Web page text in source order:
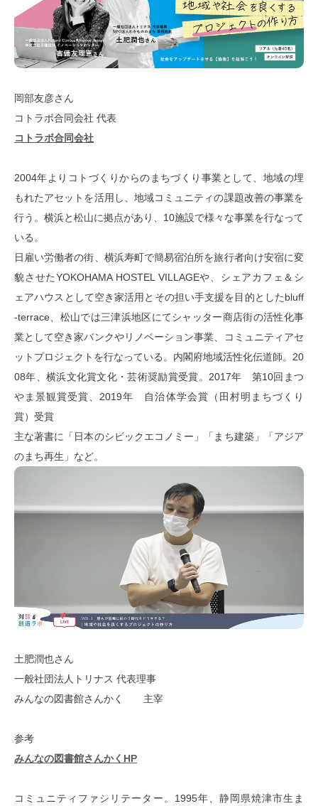
岡部友彦さん
コトラボ合同会社 代表
コトラボ合同会社
2004年よりコトづくりからのまちづくり事業として、地域の埋
もれたアセットを活用し、地域コミュニティの課題改善の事業を
行う。横浜と松山に拠点があり、10施設で様々な事業を行なって
いる。
日雇い労働者の街、横浜寿町で簡易宿泊所を旅行者向け安宿に変
貌させたYOKOHAMA HOSTEL VILLAGEや、シェアカフェ＆シ
ェアハウスとして空き家活用とその担い手支援を目的としたbluff
-terrace、松山では三津浜地区にてシャッター商店街の活性化事
業として空き家バンクやリノベーション事業、コミュニティアセ
ットプロジェクトを行なっている。内閣府地域活性化伝道師。20
08年、横浜文化賞文化・芸術奨励賞受賞。2017年 第10回まつ
やま景観賞受賞、2019年 自治体学会賞（田村明まちづくり
賞）受賞
主な著書に「日本のシビックエコノミー」「まち建築」「アジア
のまち再生」など。
土肥潤也さん
一般社団法人トリナス 代表理事
みんなの図書館さんかく 主宰
参考
みんなの図書館さんかくHP
コミュニティファシリテーター。1995年、静岡県焼津市生ま